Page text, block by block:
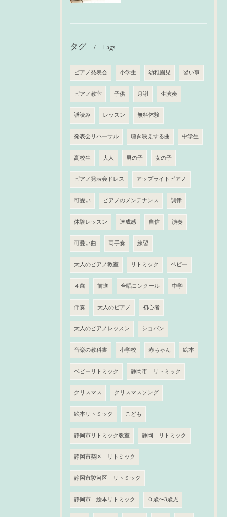
タグ Tags
ピアノ発表会 小学生 幼稚園児 習い事
ピアノ教室 子供 月謝 生演奏
譜読み レッスン 無料体験
発表会リハーサル 聴き映えする曲 中学生
高校生 大人 男の子 女の子
ピアノ発表会ドレス アップライトピアノ
可愛い ピアノのメンテナンス 調律
体験レッスン 達成感 自信 演奏
可愛い曲 両手奏 練習
大人のピアノ教室 リトミック ベビー
４歳 前進 合唱コンクール 中学
伴奏 大人のピアノ 初心者
大人のピアノレッスン ショパン
音楽の教科書 小学校 赤ちゃん 絵本
ベビーリトミック 静岡市 リトミック
クリスマス クリスマスソング
絵本リトミック こども
静岡市リトミック教室 静岡 リトミック
静岡市葵区 リトミック
静岡市駿河区 リトミック
静岡市 絵本リトミック ０歳〜3歳児